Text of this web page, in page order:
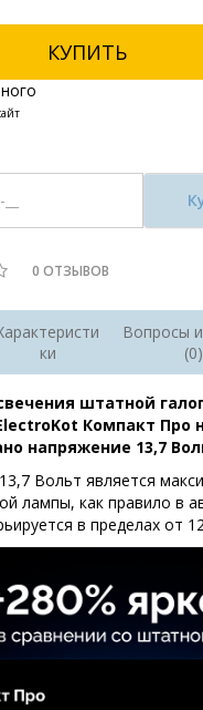
КУПИТЬ
0 ОТЗЫВОВ
ки
Вопросы
(0)
штатной
Компакт Про
напряжение 13,7
Вольт является
лампы, как правило в
в пределах от